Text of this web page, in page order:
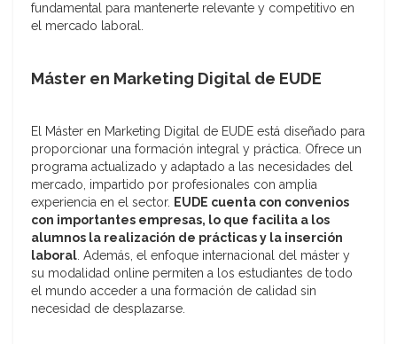
fundamental para mantenerte relevante y competitivo en
el mercado laboral.
Máster en Marketing Digital de EUDE
El Máster en Marketing Digital de EUDE está diseñado para
proporcionar una formación integral y práctica. Ofrece un
programa actualizado y adaptado a las necesidades del
mercado, impartido por profesionales con amplia
experiencia en el sector. EUDE cuenta con convenios
con importantes empresas, lo que facilita a los
alumnos la realización de prácticas y la inserción
laboral. Además, el enfoque internacional del máster y
su modalidad online permiten a los estudiantes de todo
el mundo acceder a una formación de calidad sin
necesidad de desplazarse.